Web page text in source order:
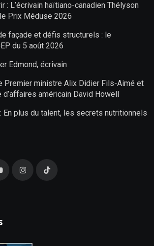
: L’écrivain haïtiano-canadien Thélyson
Prix Méduse 2026
façade et défis structurels : le
du 5 août 2026
Edmond, écrivain
Premier ministre Alix Didier Fils-Aimé et
d’affaires américain David Howell
En plus du talent, les secrets nutritionnels